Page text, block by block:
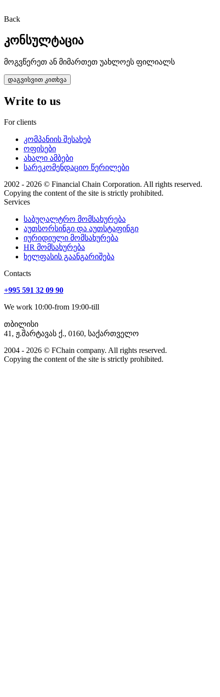
Back
კონსულტაცია
მოგვწერეთ ან მიმართეთ უახლოეს ფილიალს
დაგვისვით კითხვა
Write to us
For clients
კომპანიის შესახებ
ოფისები
ახალი ამბები
სარეკომენდაციო წერილები
2002 - 2026 © Financial Chain Corporation. All rights reserved.
Copying the content of the site is strictly prohibited.
Services
საბუღალტრო მომსახურება
აუთსორსინგი და აუთსტაფინგი
იურიდიული მომსახურება
HR მომსახურება
ხელფასის გაანგარიშება
Сontacts
+995 591 32 09 90
We work 10:00-from 19:00-till
თბილისი
41, ჟ.შარტავას ქ., 0160, საქართველო
2004 - 2026 © FChain company. All rights reserved.
Copying the content of the site is strictly prohibited.